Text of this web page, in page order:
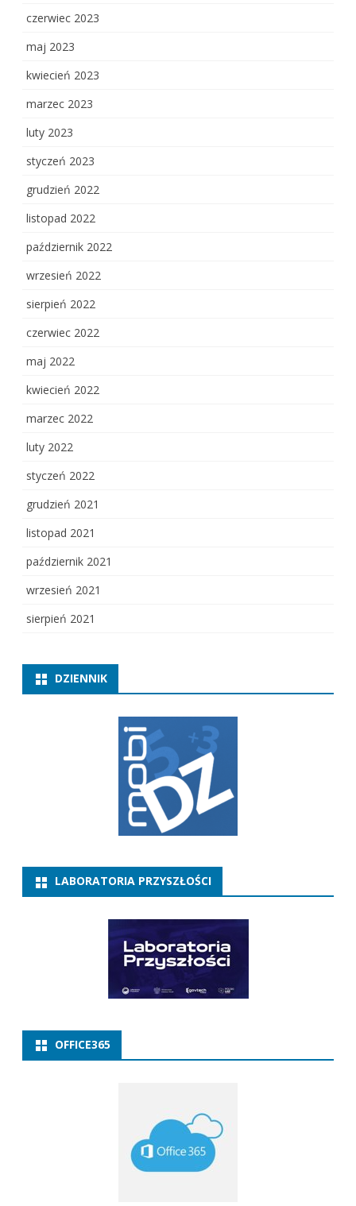
czerwiec 2023
maj 2023
kwiecień 2023
marzec 2023
luty 2023
styczeń 2023
grudzień 2022
listopad 2022
październik 2022
wrzesień 2022
sierpień 2022
czerwiec 2022
maj 2022
kwiecień 2022
marzec 2022
luty 2022
styczeń 2022
grudzień 2021
listopad 2021
październik 2021
wrzesień 2021
sierpień 2021
DZIENNIK
LABORATORIA PRZYSZŁOŚCI
OFFICE365